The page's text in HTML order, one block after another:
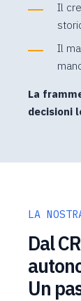
Il
Il
La
decisioni
LA
Dal
Un